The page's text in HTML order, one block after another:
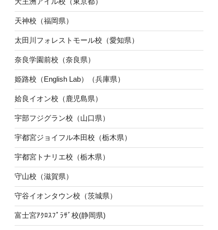
天神校（福岡県）
太田川フォレストモール校（愛知県）
奈良学園前校（奈良県）
姫路校（English Lab）（兵庫県）
姶良イオン校（鹿児島県）
宇部フジグラン校（山口県）
宇都宮ジョイフル本田校（栃木県）
宇都宮トナリエ校（栃木県）
守山校（滋賀県）
守谷イオンタウン校（茨城県）
富士宮ｱｸﾛｽﾌﾟﾗｻﾞ校(静岡県)